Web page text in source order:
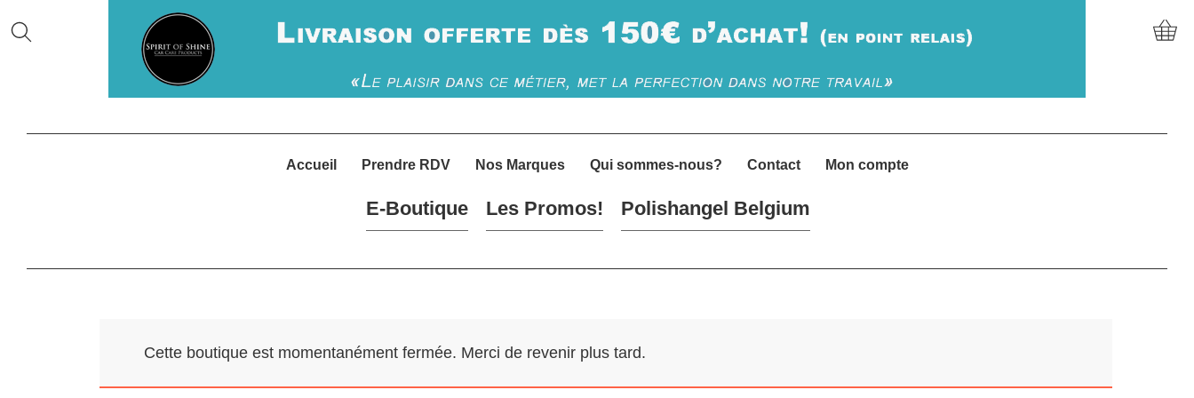
Accueil Prendre RDV Nos Marques Qui sommes-nous? Contact Mon compte
E-Boutique Les Promos! Polishangel Belgium
Cette boutique est momentanément fermée. Merci de revenir plus tard.